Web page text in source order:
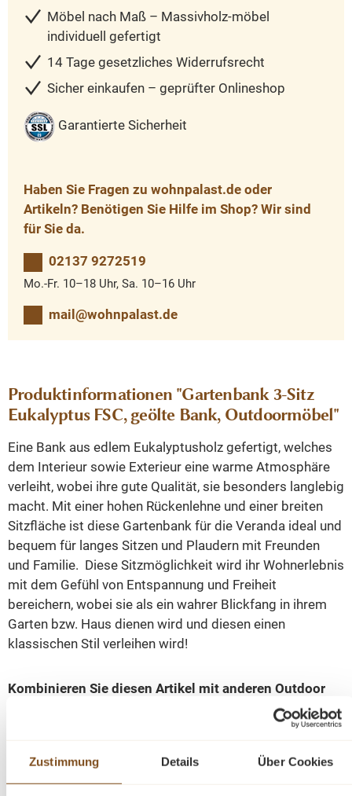
Zustimmung Details Über Cookies
Möbel nach Maß – Massivholz-möbel
individuell gefertigt
14 Tage gesetzliches Widerrufsrecht
Sicher einkaufen – geprüfter Onlineshop
Garantierte Sicherheit
Haben Sie Fragen zu wohnpalast.de oder
Artikeln? Benötigen Sie Hilfe im Shop? Wir sind
für Sie da.
02137 9272519
Mo.-Fr. 10–18 Uhr, Sa. 10–16 Uhr
mail@wohnpalast.de
Produktinformationen "Gartenbank 3-Sitz
Eukalyptus FSC, geölte Bank, Outdoormöbel"
Eine Bank aus edlem Eukalyptusholz gefertigt, welches
dem Interieur sowie Exterieur eine warme Atmosphäre
verleiht, wobei ihre gute Qualität, sie besonders langlebig
macht. Mit einer hohen Rückenlehne und einer breiten
Sitzfläche ist diese Gartenbank für die Veranda ideal und
bequem für langes Sitzen und Plaudern mit Freunden
und Familie. Diese Sitzmöglichkeit wird ihr Wohnerlebnis
mit dem Gefühl von Entspannung und Freiheit
bereichern, wobei sie als ein wahrer Blickfang in ihrem
Garten bzw. Haus dienen wird und diesen einen
klassischen Stil verleihen wird!
Kombinieren Sie diesen Artikel mit anderen Outdoor
Die Abmessungen: H/B/T- 90/158/68 cm